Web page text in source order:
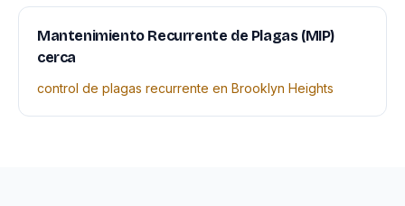
Mantenimiento Recurrente de Plagas (MIP)
cerca
control de plagas recurrente en Brooklyn Heights